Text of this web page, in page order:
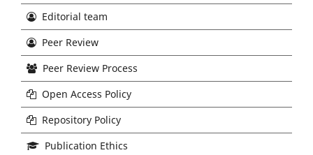
Editorial team
Peer Review
Peer Review Process
Open Access Policy
Repository Policy
Publication Ethics